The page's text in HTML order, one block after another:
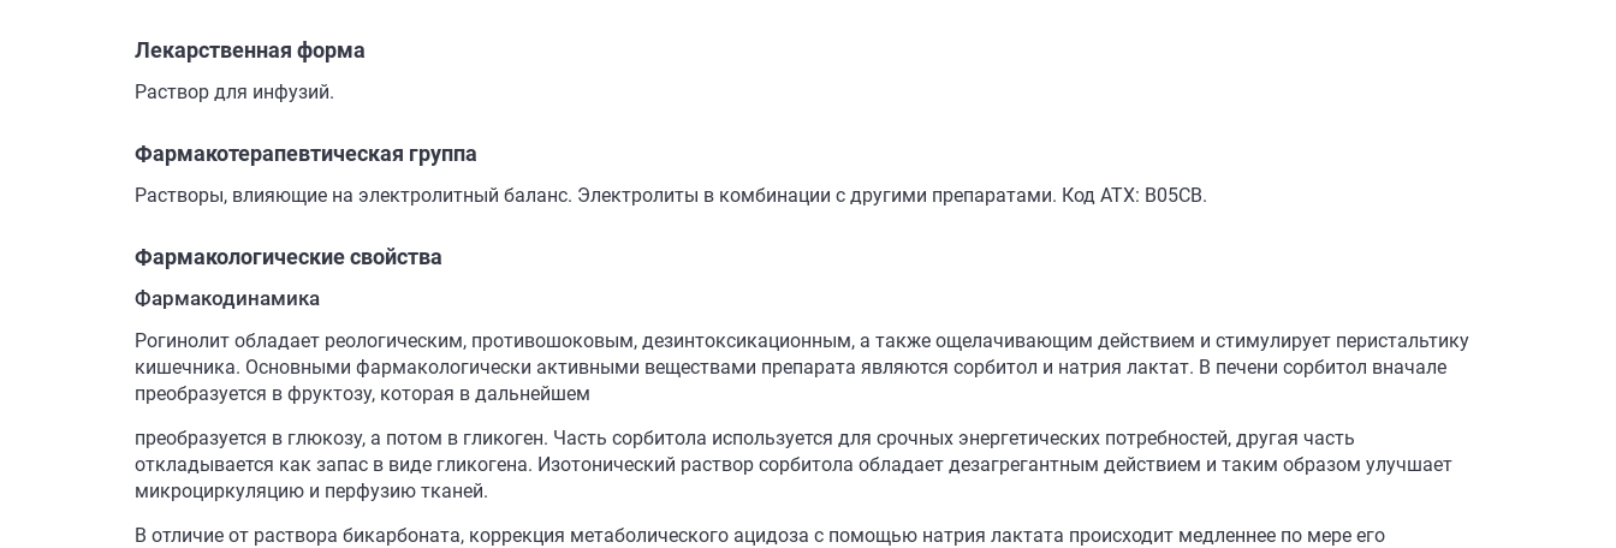
Лекарственная форма
Раствор для инфузий.
Фармакотерапевтическая группа
Растворы, влияющие на электролитный баланс. Электролиты в комбинации с другими препаратами. Код АТХ: B05CB.
Фармакологические свойства
Фармакодинамика
Рогинолит обладает реологическим, противошоковым, дезинтоксикационным, а также ощелачивающим действием и стимулирует перистальтику
кишечника. Основными фармакологически активными веществами препарата являются сорбитол и натрия лактат. В печени сорбитол вначале
преобразуется в фруктозу, которая в дальнейшем
преобразуется в глюкозу, а потом в гликоген. Часть сорбитола используется для срочных энергетических потребностей, другая часть
откладывается как запас в виде гликогена. Изотонический раствор сорбитола обладает дезагрегантным действием и таким образом улучшает
микроциркуляцию и перфузию тканей.
В отличие от раствора бикарбоната, коррекция метаболического ацидоза с помощью натрия лактата происходит медленнее по мере его